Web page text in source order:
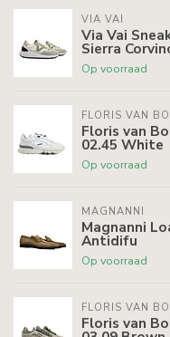
VIA VAI
Via Vai
Sierra
Op voorraad
FLORIS VAN
Floris van
02.45 White
Op voorraad
MAGNANNI
Magnanni
Antidifu
Op voorraad
FLORIS VAN
Floris van